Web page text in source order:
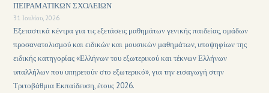
ΠΕΙΡΑΜΑΤΙΚΩΝ ΣΧΟΛΕΙΩΝ
31 Ιουλίου, 2026
Εξεταστικά κέντρα για τις εξετάσεις μαθημάτων γενικής παιδείας, ομάδων
προσανατολισμού και ειδικών και μουσικών μαθημάτων, υποψηφίων της
ειδικής κατηγορίας «Ελλήνων του εξωτερικού και τέκνων Ελλήνων
υπαλλήλων που υπηρετούν στο εξωτερικό», για την εισαγωγή στην
Τριτοβάθμια Εκπαίδευση, έτους 2026.